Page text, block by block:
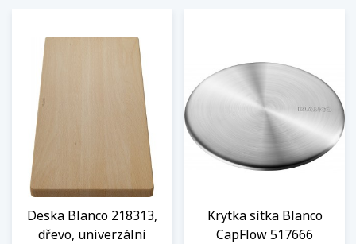
Deska Blanco 218313,
dřevo, univerzální
Krytka sítka Blanco
CapFlow 517666